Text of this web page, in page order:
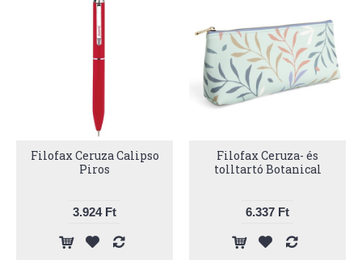
Filofax Ceruza Calipso
Piros
3.924 Ft
Filofax Ceruza- és
tolltartó Botanical
6.337 Ft